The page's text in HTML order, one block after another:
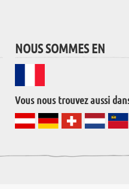
NOUS SOMMES EN
Vous nous trouvez aussi